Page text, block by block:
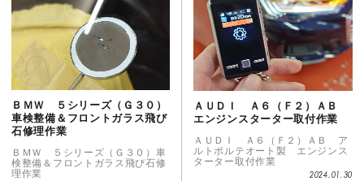
ＢＭＷ ５シリーズ（Ｇ３０）
車検整備＆フロントガラス飛び
石修理作業
ＢＭＷ ５シリーズ（Ｇ３０）車
検整備＆フロントガラス飛び石修
理作業
ＡＵＤＩ Ａ６（Ｆ２）ＡＢ
エンジンスターター取付作業
ＡＵＤＩ Ａ６（Ｆ２）ＡＢ ア
ルトポルテオート製 エンジンス
ターター取付作業
2024.01.30